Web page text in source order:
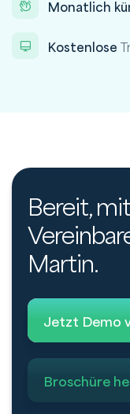
Monatlich
Kostenlose
Bereit,
Martin.
Jetzt Demo
Broschüre